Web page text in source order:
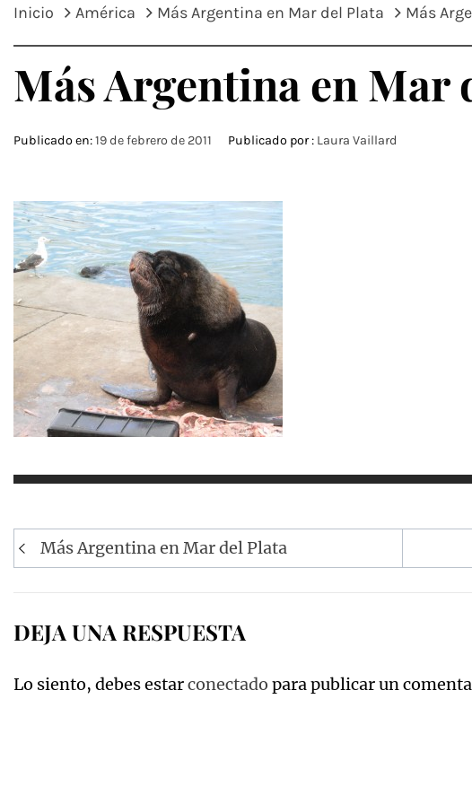
Inicio América Más Argentina en Mar del Plata Más
Más Argentina en Mar
Publicado en:19 de febrero de 2011 Publicado por : Laura Vaillard
Navegación
de
Más Argentina en Mar del Plata
DEJA UNA RESPUESTA
Lo siento, debes estarconectado para publicar un